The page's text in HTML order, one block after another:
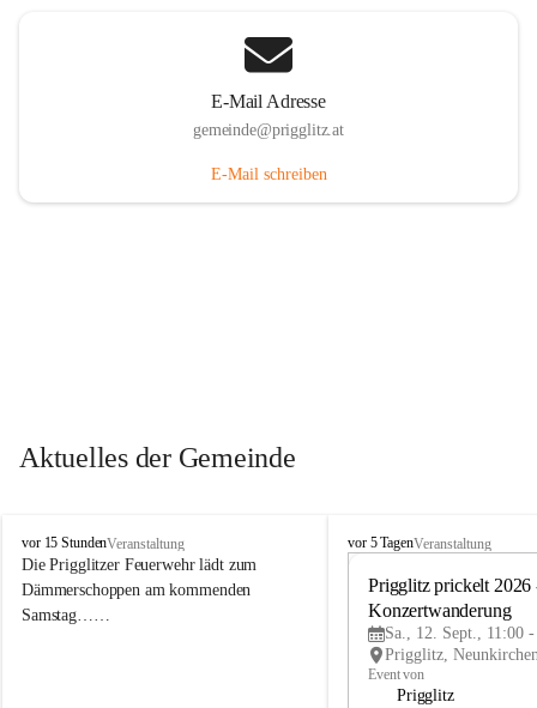
E-Mail Adresse
gemeinde@prigglitz.at
E-Mail schreiben
Aktuelles der Gemeinde
P
r
i
g
vor 15 StundenVeranstaltung
Die Prigglitzer Feuerwehr lädt zum
Dämmerschoppen am kommenden
Samstag……
P
vor 5 TagenVeranstaltung
Prigglitz prickelt 2026
Konzertwanderung
Sa., 12. Sept., 11:00
Event von
Prigglitz